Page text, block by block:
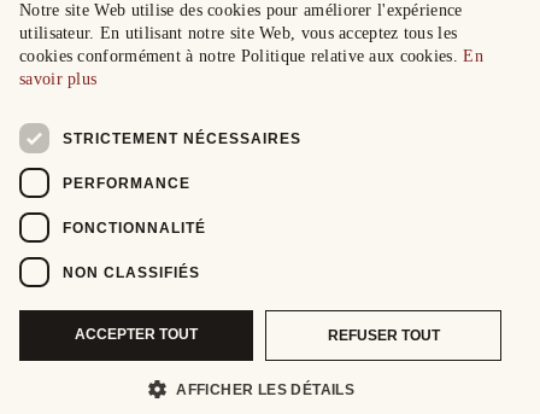
Notre site Web utilise des cookies pour améliorer l'expérience
utilisateur. En utilisant notre site Web, vous acceptez tous les
cookies conformément à notre Politique relative aux cookies.En
savoir plus
STRICTEMENT NÉCESSAIRES
PERFORMANCE
FONCTIONNALITÉ
NON CLASSIFIÉS
ACCEPTER TOUT REFUSER TOUT
AFFICHER LES DÉTAILS